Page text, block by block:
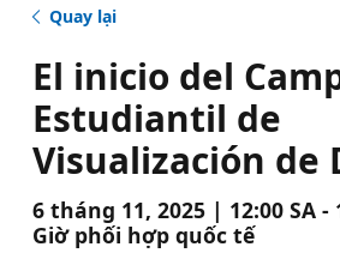
Quay lại
El inicio del
Estudiantil de
Visualización de
6 tháng 11, 2025 | 12:00 SA -
Giờ phối hợp quốc tế